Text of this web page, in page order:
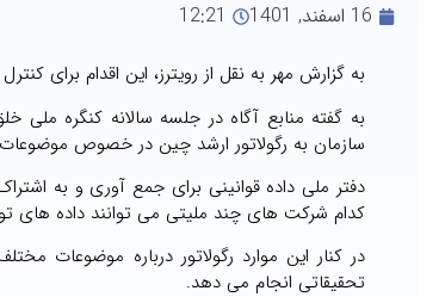
16 اسفند, 1401 12:21
به گزارش مهر به نقل از رویترز، این اقدام
سازمان به رگولاتور ارشد چین در خصوص
دفتر ملی داده قوانینی برای جمع آوری و به
کدام شرکت های چند ملیتی می توانند داده های
در کنار این موارد رگولاتور درباره موضوعات
تحقیقاتی انجام می دهد.